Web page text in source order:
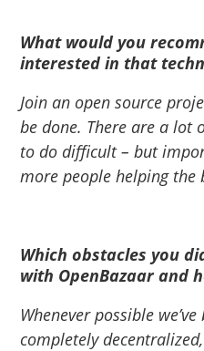
What would you
interested in that
Join an open source
be done. There are a lot
to do difficult – but
more people helping the
Which obstacles you
with OpenBazaarand
Whenever possible
completely